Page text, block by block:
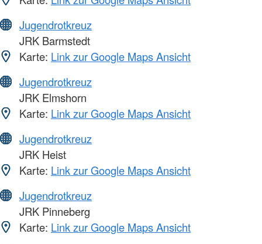
Jugendrotkreuz
JRK Barmstedt
Karte: Link zur Google Maps Ansicht
Jugendrotkreuz
JRK Elmshorn
Karte: Link zur Google Maps Ansicht
Jugendrotkreuz
JRK Heist
Karte: Link zur Google Maps Ansicht
Jugendrotkreuz
JRK Pinneberg
Karte: Link zur Google Maps Ansicht